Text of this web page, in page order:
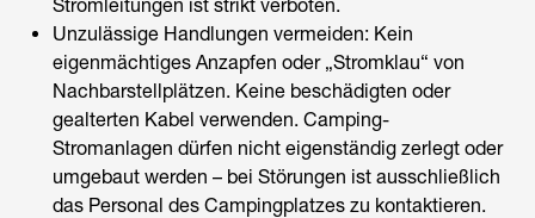
Stromleitungen ist strikt verboten.
Unzulässige Handlungen vermeiden: Kein
eigenmächtiges Anzapfen oder „Stromklau“ von
Nachbarstellplätzen. Keine beschädigten oder
gealterten Kabel verwenden. Camping-
Stromanlagen dürfen nicht eigenständig zerlegt oder
umgebaut werden – bei Störungen ist ausschließlich
das Personal des Campingplatzes zu kontaktieren.